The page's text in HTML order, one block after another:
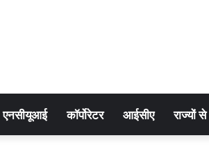
एनसीयूआई कॉर्पोरेटर आईसीए राज्यों से